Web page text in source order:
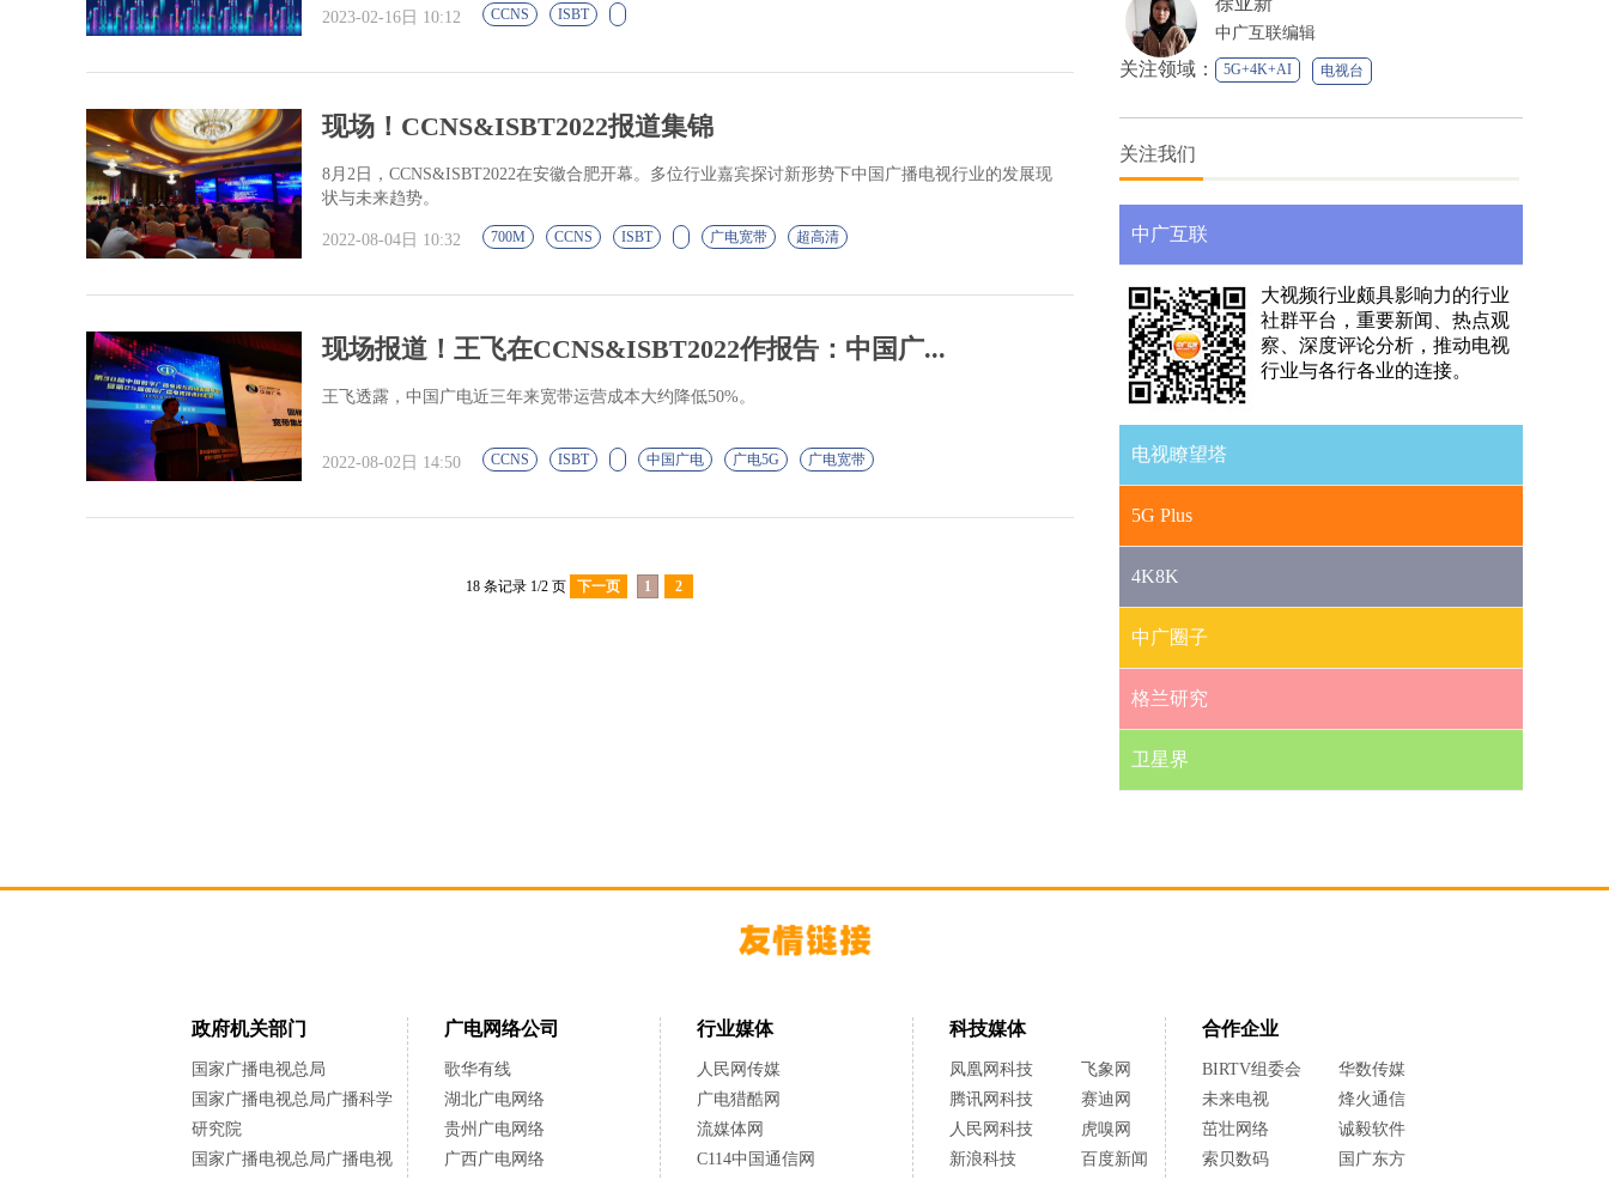
2023-02-16日 10:12 CCNS ISBT
现场！CCNS&ISBT2022报道集锦
8月2日，CCNS&ISBT2022在安徽合肥开幕。多位行业嘉宾探讨新形势下中国广播电视行业的发展现
状与未来趋势。
2022-08-04日 10:32 700M CCNS ISBT 广电宽带 超高清
现场报道！王飞在CCNS&ISBT2022作报告：中国广...
王飞透露，中国广电近三年来宽带运营成本大约降低50%。
2022-08-02日 14:50 CCNS ISBT 中国广电 广电5G 广电宽带
18 条记录 1/2 页 下一页 1 2
中广互联编辑
关注领域： 5G+4K+AI 电视台
关注我们
中广互联
大视频行业颇具影响力的行业
社群平台，重要新闻、热点观
察、深度评论分析，推动电视
行业与各行各业的连接。
电视瞭望塔
5G Plus
4K8K
中广圈子
格兰研究
卫星界
政府机关部门
国家广播电视总局
国家广播电视总局广播科学
研究院
国家广播电视总局广播电视
广电网络公司
歌华有线
湖北广电网络
贵州广电网络
广西广电网络
行业媒体
人民网传媒
广电猎酷网
流媒体网
C114中国通信网
科技媒体
凤凰网科技
飞象网
腾讯网科技
赛迪网
人民网科技
虎嗅网
新浪科技
百度新闻
合作企业
BIRTV组委会
华数传媒
未来电视
烽火通信
茁壮网络
诚毅软件
索贝数码
国广东方